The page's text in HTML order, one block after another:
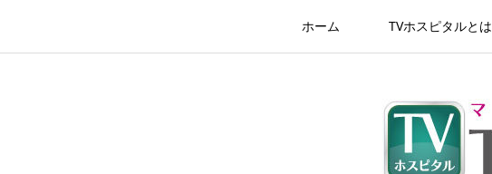
ホーム TVホスピタルとは